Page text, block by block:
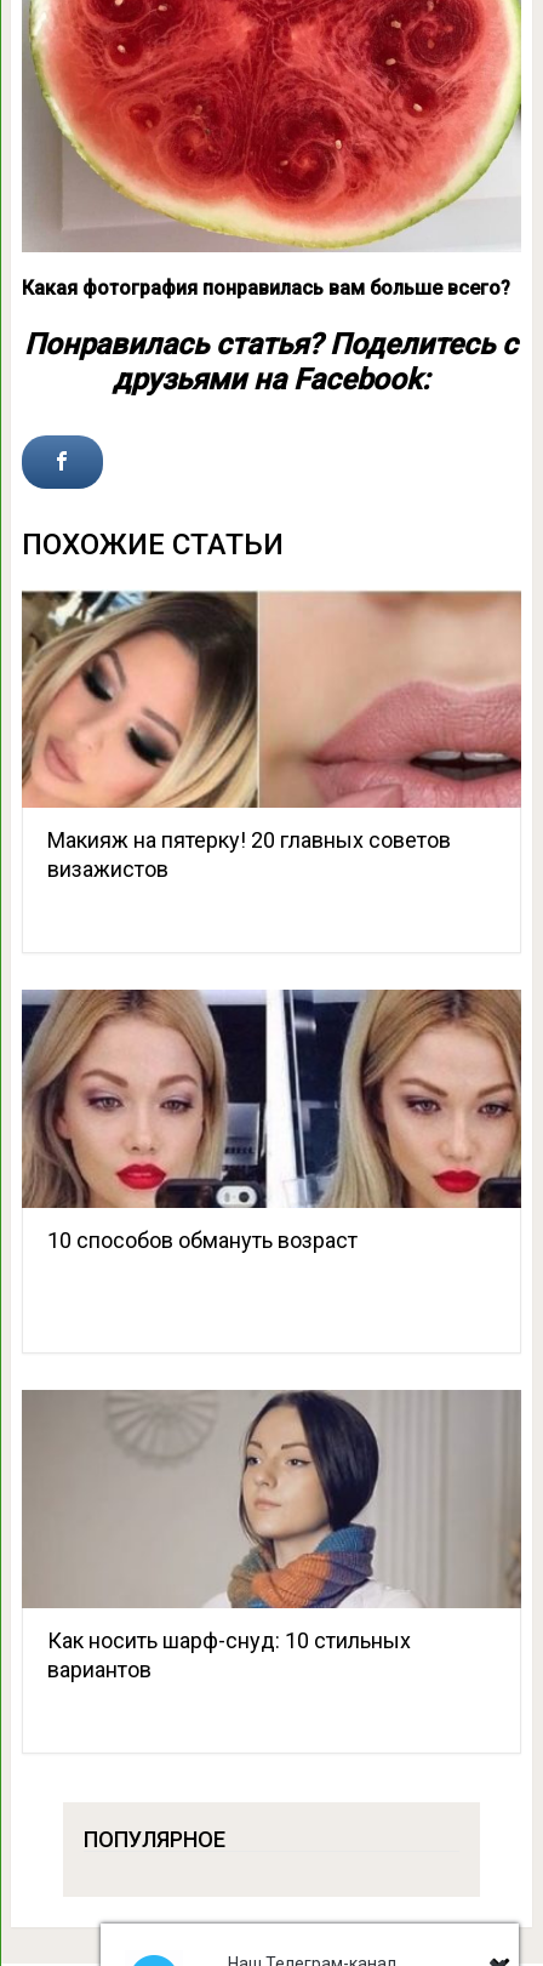
Какая фотография понравилась вам больше всего?
Понравилась статья? Поделитесь с
друзьями на Facebook:
ПОХОЖИЕ СТАТЬИ
Макияж на пятерку! 20 главных советов
визажистов
10 способов обмануть возраст
Как носить шарф-снуд: 10 стильных
вариантов
ПОПУЛЯРНОЕ